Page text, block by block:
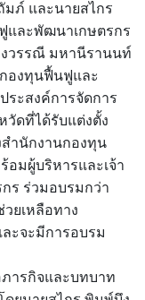
ภ์ และนายสไกร
และพัฒนาเกษตรกร
งวรรณี มหานีรานนท์
องทุนฟื้นฟูและ
ระสงค์การจัดการ
วัดที่ได้รับแต่งตั้ง
ำนักงานกองทุน
มผู้บริหารและเจ้า
ร ร่วมอบรมกว่า
ยเหลือทาง
ะจะมีการอบรม
ภารกิจและบทบาท